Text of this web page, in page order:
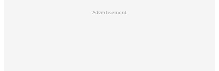
Advertisement